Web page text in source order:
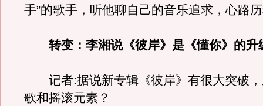
手”的歌手，听他聊自己的音乐追求，心路
转变：李湘说《彼岸》是《懂你》的升
记者:据说新专辑《彼岸》有很大突破，
歌和摇滚元素？